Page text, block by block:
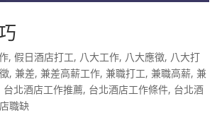
,假日酒店打工, 八大工作, 八大應徵, 八大打
,兼差,兼差高薪工作,兼職打工,兼職高薪,兼
台北酒店工作推薦, 台北酒店工作條件, 台北酒
職缺